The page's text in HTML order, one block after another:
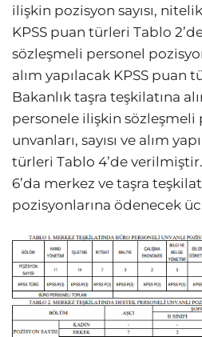
ilişkin pozisyon sayısı,
KPSS puan türleri Tablo
sözleşmeli personel
alım yapılacak KPSS puan
Bakanlık taşra teşkilatına
personele ilişkin sözleşmeli
unvanları, sayısı ve alım
türleri Tablo 4’de
6’da merkez ve taşra
pozisyonlarına ödenecek